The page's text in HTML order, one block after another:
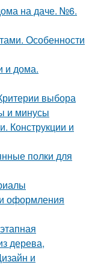
на даче. №6.
Особенности
и дома.
выбора
и минусы
Конструкции и
полки для
оформления
дерева,
и